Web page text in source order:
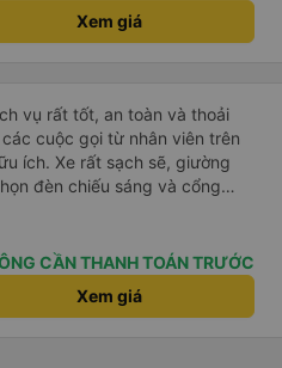
Xem giá
vụ rất tốt, an toàn và thoải
cuộc gọi từ nhân viên trên
ích. Xe rất sạch sẽ, giường
đèn chiếu sáng và cổng
CẦN THANH TOÁN TRƯỚC
Xem giá